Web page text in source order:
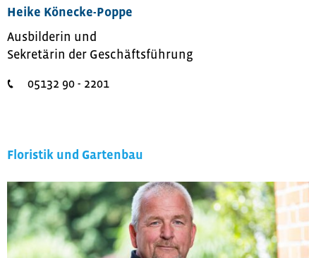
Heike Könecke-Poppe
Ausbilderin und
Sekretärin der Geschäftsführung
05132 90 - 2201
Floristik und Gartenbau